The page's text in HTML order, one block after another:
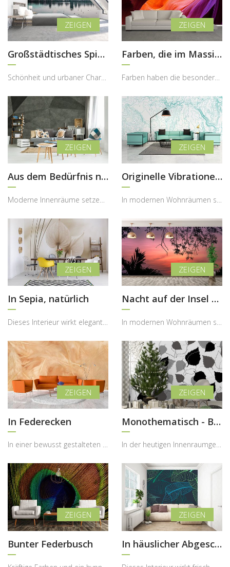
Großstädtisches Spiegelbild
Schönheit und urbaner Charakter können ein Interieur vollständig verwandeln und ihm eine besonder...
Farben, die im Massiv verzaubert sind
Farben haben die besondere Fähigkeit, Emotionen zu wecken und einem Raum eine völlig neue Dynamik...
Aus dem Bedürfnis nach der Monochromie
Moderne Innenräume setzen immer stärker auf klare Strukturen, reduzierte Formen und bewusst einge...
Originelle Vibrationen des Alltags
In modernen Wohnräumen spielt die visuelle Struktur eine immer größere Rolle, da sie Atmosphäre, ...
In Sepia, natürlich
Dieses Interieur wirkt elegant, ruhig und sehr harmonisch, wobei die Fototapete im Sepia-Stil mit...
Nacht auf der Insel der untergehenden Sonne
In modernen Wohnräumen spielt die Atmosphäre eine entscheidende Rolle, denn sie bestimmt, wie sta...
In Federecken
In einer bewusst gestalteten Wohnatmosphäre spielt Leichtigkeit eine entscheidende Rolle, denn si...
Monothematisch - Blätter im Grau
In der heutigen Innenraumgestaltung gewinnen ruhige, reduzierte Muster immer mehr an Bedeutung, d...
Bunter Federbusch In häuslicher Abgeschiedenheit voller Natur